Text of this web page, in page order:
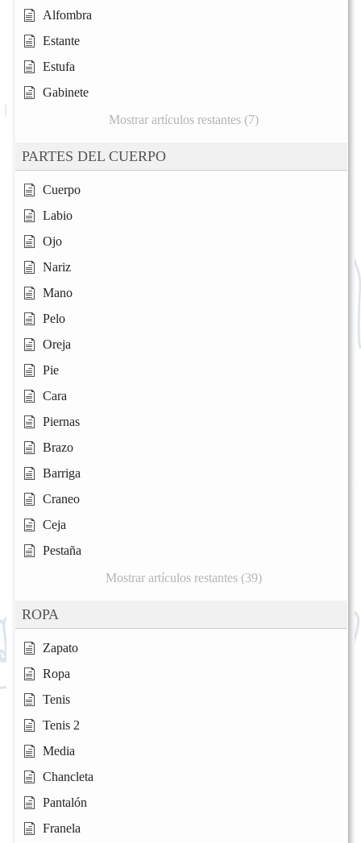
Alfombra
Estante
Estufa
Gabinete
Mostrar artículos restantes (7)
PARTES DEL CUERPO
Cuerpo
Labio
Ojo
Nariz
Mano
Pelo
Oreja
Pie
Cara
Piernas
Brazo
Barriga
Craneo
Ceja
Pestaña
Mostrar artículos restantes (39)
ROPA
Zapato
Ropa
Tenis
Tenis 2
Media
Chancleta
Pantalón
Franela